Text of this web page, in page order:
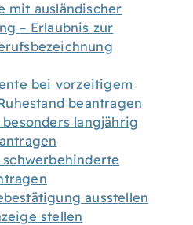
mit ausländischer
– Erlaubnis zur
bei vorzeitigem
beantragen
langjährig
ausstellen
stellen